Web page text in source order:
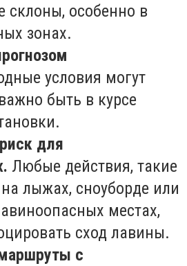
склоны, особенно в
зонах.
условия могут
быть в курсе
для
Любые действия, такие
лыжах, сноуборде или
местах,
сход лавины.
с